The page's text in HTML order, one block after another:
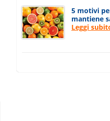
5 motivi
mantiene
Leggi